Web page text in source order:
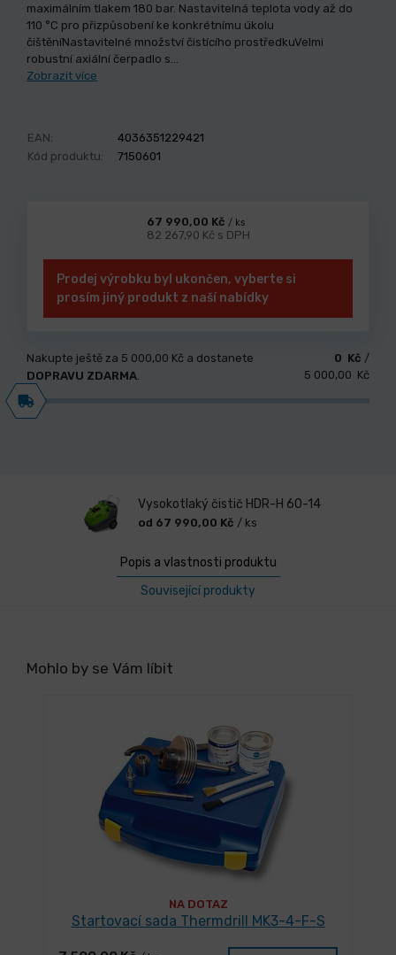
maximálním tlakem 180 bar. Nastavitelná teplota vody až do
110 °C pro přizpůsobení ke konkrétnímu úkolu
čištěníNastavitelné množství čistícího prostředkuVelmi
robustní axiální čerpadlo s…
Zobrazit více
EAN:
4036351229421
Kód produktu:
7150601
67 990,00 Kč / ks
82 267,90 Kč s DPH
Prodej výrobku byl ukončen, vyberte si
prosím jiný produkt z naší nabídky
Nakupte ještě za 5 000,00 Kč a dostanete
DOPRAVU ZDARMA.
0 Kč /
5 000,00 Kč
Vysokotlaký čistič HDR-H 60-14
od 67 990,00 Kč / ks
Popis a vlastnosti produktu
Související produkty
Mohlo by se Vám líbit
NA DOTAZ
Startovací sada Thermdrill MK3-4-F-S